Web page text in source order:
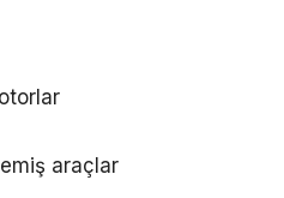
araçlar